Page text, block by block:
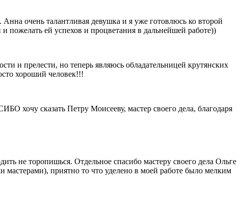
очень талантливая девушка и я уже готовлюсь ко второй
пожелать ей успехов и процветания в дальнейшей работе))
и прелести, но теперь являюсь обладательницей крутянских
хороший человек!!!
хочу сказать Петру Моисееву, мастер своего дела, благодаря
не торопишься. Отдельное спасибо мастеру своего дела Ольге
мастерами), приятно то что уделено в моей работе было мелким